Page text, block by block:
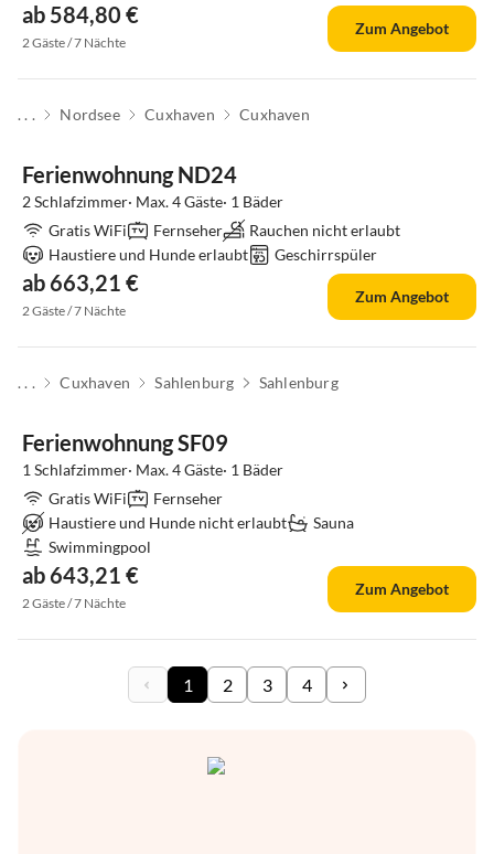
ab 584,80 €
2 Gäste / 7 Nächte
Zum Angebot
. . . Nordsee Cuxhaven Cuxhaven
Ferienwohnung ND24
2 Schlafzimmer· Max. 4 Gäste· 1 Bäder
Gratis WiFi
Fernseher
Rauchen nicht erlaubt
Haustiere und Hunde erlaubt
Geschirrspüler
ab 663,21 €
2 Gäste / 7 Nächte
Zum Angebot
. . . Cuxhaven Sahlenburg Sahlenburg
Ferienwohnung SF09
1 Schlafzimmer· Max. 4 Gäste· 1 Bäder
Gratis WiFi
Fernseher
Haustiere und Hunde nicht erlaubt
Sauna
Swimmingpool
ab 643,21 €
2 Gäste / 7 Nächte
Zum Angebot
1 2 3 4